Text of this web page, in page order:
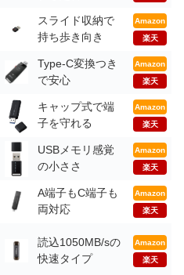
スライド収納で
持ち歩き向き
Amazon
楽天
Type-C変換つき
で安心
Amazon
楽天
キャップ式で端
子を守れる
Amazon
楽天
USBメモリ感覚
の小ささ
Amazon
楽天
A端子もC端子も
両対応
Amazon
楽天
読込1050MB/sの
快速タイプ
Amazon
楽天